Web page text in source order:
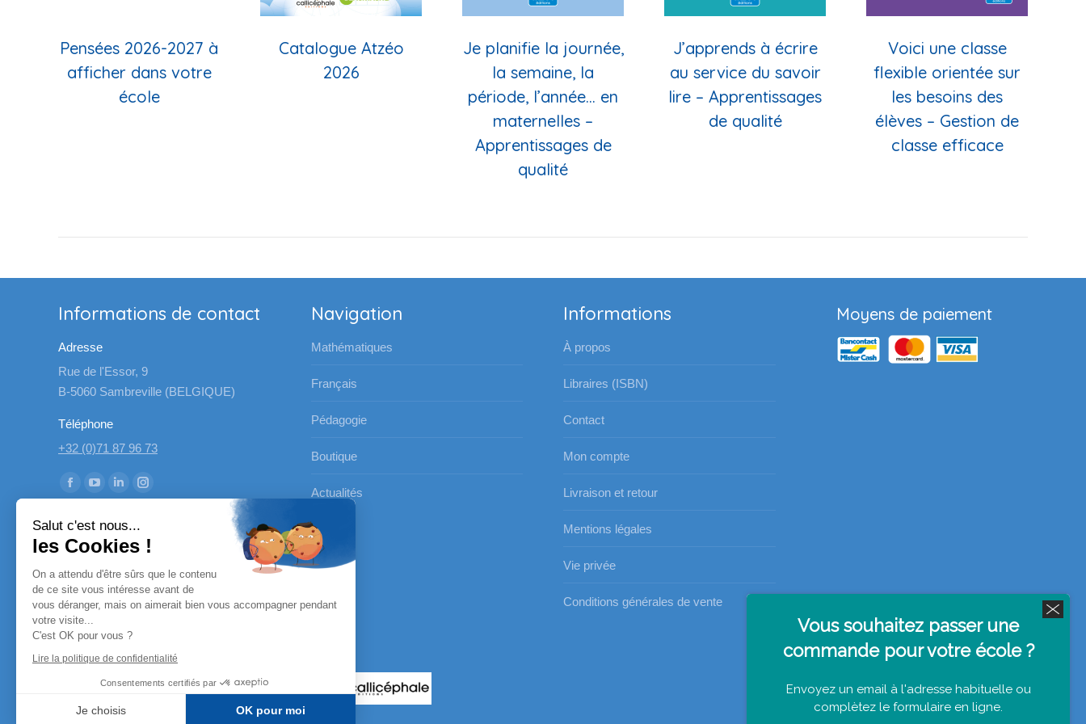
Pensées 2026-2027 à
afficher dans votre
école
Catalogue Atzéo
2026
Je planifie la journée,
la semaine, la
période, l’année… en
maternelles –
Apprentissages de
qualité
J’apprends à écrire
au service du savoir
lire – Apprentissages
de qualité
Voici une classe
flexible orientée sur
les besoins des
élèves – Gestion de
classe efficace
Informations de contact
Adresse
Rue de l'Essor, 9
B-5060 Sambreville (BELGIQUE)
Téléphone
+32 (0)71 87 96 73
Trouvez nous sur :
La
Facebook
s'ouvre
dans
une
nouvelle
fenêtre
YouTube
s'ouvre
dans
une
fenêtre
LinkedIn
s'ouvre
dans
une
fenêtre
La
s'ouvre
dans
une
Navigation
Mathématiques
Français
Pédagogie
Boutique
Actualités
Informations
À propos
Libraires (ISBN)
Contact
Mon compte
Livraison et retour
Mentions légales
Vie privée
Conditions générales de vente
Moyens de paiement
Nos partenaires
Vous souhaitez passer une
commande pour votre école ?
Envoyez un email à l'adresse habituelle ou
complètez le formulaire en ligne.
Salut c'est nous...
les Cookies !
On a attendu d'être sûrs que le contenu
de ce site vous intéresse avant de
vous déranger, mais on aimerait bien vous accompagner pendant
votre visite...
C'est OK pour vous ?
Lire la politique de confidentialité
Consentements certifiés par
Je choisis OK pour moi